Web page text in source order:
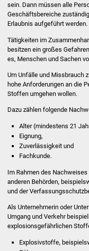
sein. Dann müssen alle
Geschäftsbereiche
Erlaubnis aufgeführt werden.
Tätigkeiten im
besitzen ein großes
es, Menschen und Sachen
Um Unfälle und Missbrauch
hohe Anforderungen an die
Stoffen umgehen wollen.
Dazu zählen folgende
Alter (mindestens 21
Eignung,
Zuverlässigkeit und
Fachkunde.
Im Rahmen des
anderen Behörden,
und der
Als Unternehmerin oder
Umgang und Verkehr
explosionsgefährlichen
Explosivstoffe,